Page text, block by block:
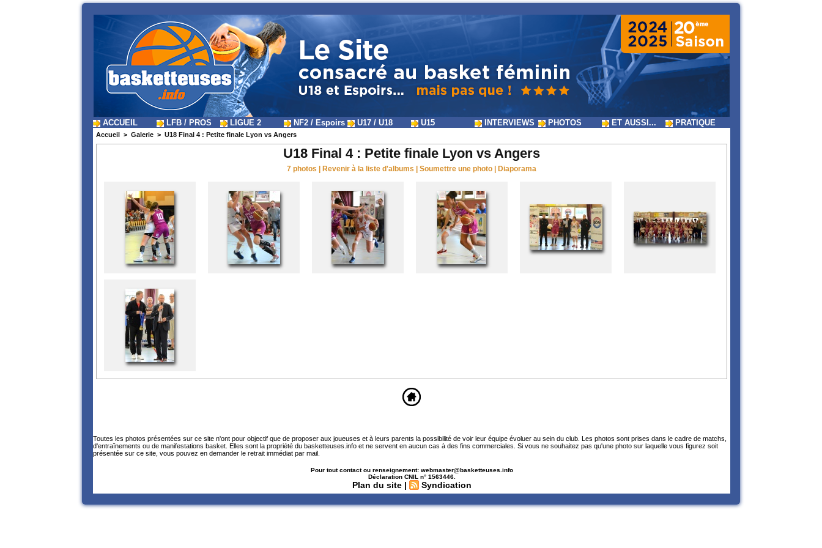
ACCUEIL LFB / PROS LIGUE 2 NF2 / Espoirs U17 / U18 U15 INTERVIEWS PHOTOS ET AUSSI... PRATIQUE
Accueil > Galerie > U18 Final 4 : Petite finale Lyon vs Angers
U18 Final 4 : Petite finale Lyon vs Angers
7 photos Revenir à la liste d'albums Soumettre une photo Diaporama
Toutes les photos présentées sur ce site n'ont pour objectif que de proposer aux joueuses et à leurs parents la possibilité de voir leur équipe évoluer au sein du club. Les photos sont prises dans le cadre de matchs,
d'entraînements ou de manifestations basket. Elles sont la propriété du basketteuses.info et ne servent en aucun cas à des fins commerciales. Si vous ne souhaitez pas qu'une photo sur laquelle vous figurez soit
présentée sur ce site, vous pouvez en demander le retrait immédiat par mail.
Pour tout contact ou renseignement: webmaster@basketteuses.info
Déclaration CNIL n° 1563446.
Plan du site | Syndication